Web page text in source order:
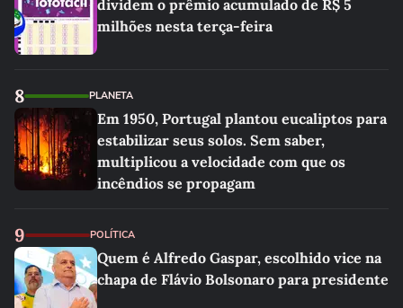
dividem o prêmio acumulado de R$ 5
milhões nesta terça-feira
8 PLANETA
Em 1950, Portugal plantou eucaliptos para
estabilizar seus solos. Sem saber,
multiplicou a velocidade com que os
incêndios se propagam
9 POLÍTICA
Quem é Alfredo Gaspar, escolhido vice na
chapa de Flávio Bolsonaro para presidente